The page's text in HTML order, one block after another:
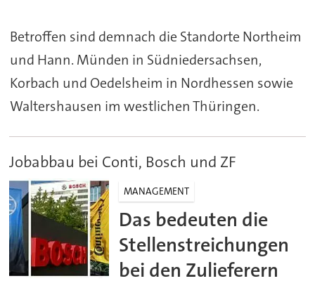
Betroffen sind demnach die Standorte Northeim
und Hann. Münden in Südniedersachsen,
Korbach und Oedelsheim in Nordhessen sowie
Waltershausen im westlichen Thüringen.
Jobabbau bei Conti, Bosch und ZF
MANAGEMENT
Das bedeuten die
Stellenstreichungen
bei den Zulieferern